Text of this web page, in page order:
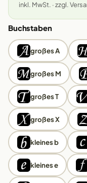
inkl. MwSt. · zzgl.
Buchstaben
großes A
großes M
großes T
großes X
kleines b
kleines e